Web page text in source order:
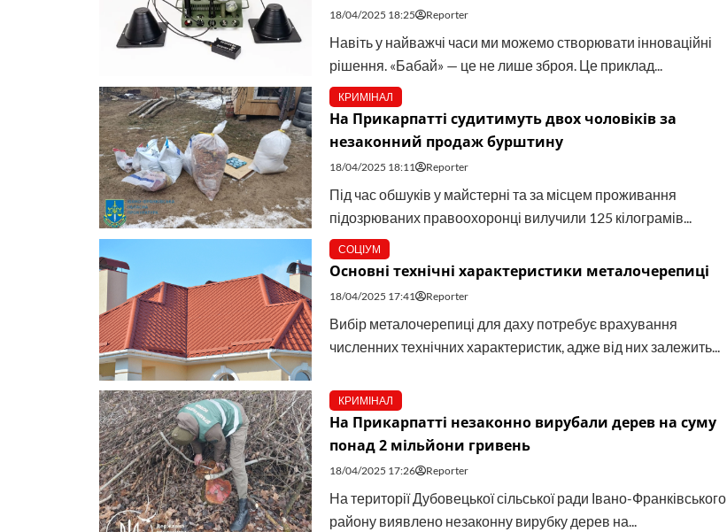
18/04/2025 18:25 Reporter
Навіть у найважчі часи ми можемо створювати інноваційні
рішення. «Бабай» — це не лише зброя. Це приклад...
КРИМІНАЛ
На Прикарпатті судитимуть двох чоловіків за
незаконний продаж бурштину
18/04/2025 18:11 Reporter
Під час обшуків у майстерні та за місцем проживання
підозрюваних правоохоронці вилучили 125 кілограмів...
СОЦІУМ
Основні технічні характеристики металочерепиці
18/04/2025 17:41 Reporter
Вибір металочерепиці для даху потребує врахування
численних технічних характеристик, адже від них залежить...
КРИМІНАЛ
На Прикарпатті незаконно вирубали дерев на суму
понад 2 мільйони гривень
18/04/2025 17:26 Reporter
На території Дубовецької сільської ради Івано-Франківського
району виявлено незаконну вирубку дерев на...